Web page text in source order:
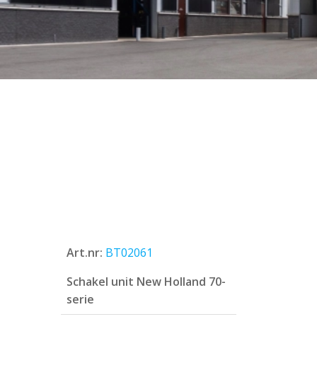
Art.nr: BT02061
Schakel unit New Holland 70-
serie